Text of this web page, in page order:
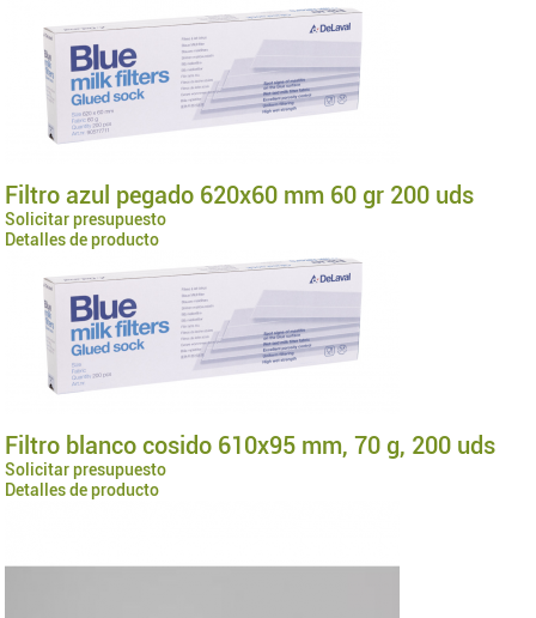
Filtro azul pegado 620x60 mm 60 gr 200 uds
Solicitar presupuesto
Detalles de producto
Filtro blanco cosido 610x95 mm, 70 g, 200 uds
Solicitar presupuesto
Detalles de producto